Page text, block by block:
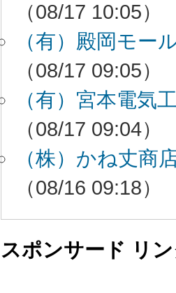
（08/17 10:05）
（有）殿岡モー
（08/17 09:05）
（有）宮本電気
（08/17 09:04）
（株）かね丈商
（08/16 09:18）
スポンサード リ